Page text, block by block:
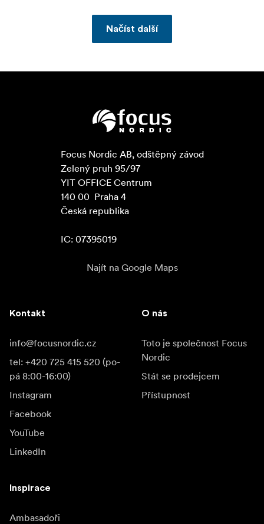
Načíst další
Focus Nordic AB, odštěpný závod
Zelený pruh 95/97
YIT OFFICE Centrum
140 00  Praha 4
Česká republika
IC: 07395019
Najít na Google Maps
Kontakt
info@focusnordic.cz
tel: +420 725 415 520 (po-
pá 8:00-16:00)
Instagram
Facebook
YouTube
LinkedIn
O nás
Toto je společnost Focus
Nordic
Stát se prodejcem
Přístupnost
Inspirace
Ambasadoři